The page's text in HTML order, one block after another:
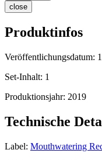
close
Produktinfos
Veröffentlichungsdatum:
Set-Inhalt: 1
Produktionsjahr: 2019
Technische
Label: Mouthwatering